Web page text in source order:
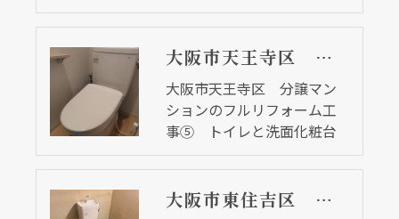
大阪市天王寺区 分譲マンションのフルリフォーム工事⑤ トイレと洗面化粧台
大阪市天王寺区 分譲マン
ションのフルリフォーム工
事⑤ トイレと洗面化粧台
大阪市東住吉区 トイレを新設！詰まりにくく快適になりました！